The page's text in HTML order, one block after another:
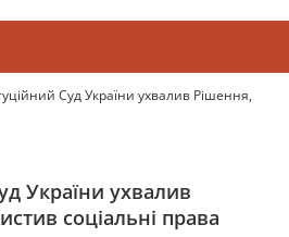
Суд України ухвалив Рішення,
України ухвалив
соціальні права